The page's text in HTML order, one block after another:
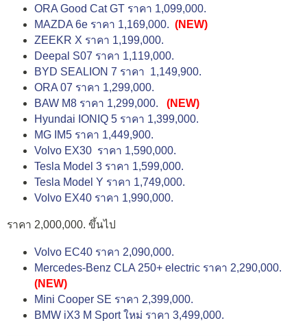
ORA Good Cat GT ราคา 1,099,000.
MAZDA 6e ราคา 1,169,000. (NEW)
ZEEKR X ราคา 1,199,000.
Deepal S07 ราคา 1,119,000.
BYD SEALION 7 ราคา 1,149,900.
ORA 07 ราคา 1,299,000.
BAW M8 ราคา 1,299,000.
(NEW)
Hyundai IONIQ 5 ราคา 1,399,000.
MG IM5 ราคา 1,449,900.
Volvo EX30 ราคา 1,590,000.
Tesla Model 3 ราคา 1,599,000.
Tesla Model Y ราคา 1,749,000.
Volvo EX40 ราคา 1,990,000.
ราคา 2,000,000. ขึ้นไป
Volvo EC40 ราคา 2,090,000.
Mercedes-Benz CLA 250+ electric ราคา 2,290,000.
(NEW)
Mini Cooper SE ราคา 2,399,000.
BMW iX3 M Sport ใหม่ ราคา 3,499,000.